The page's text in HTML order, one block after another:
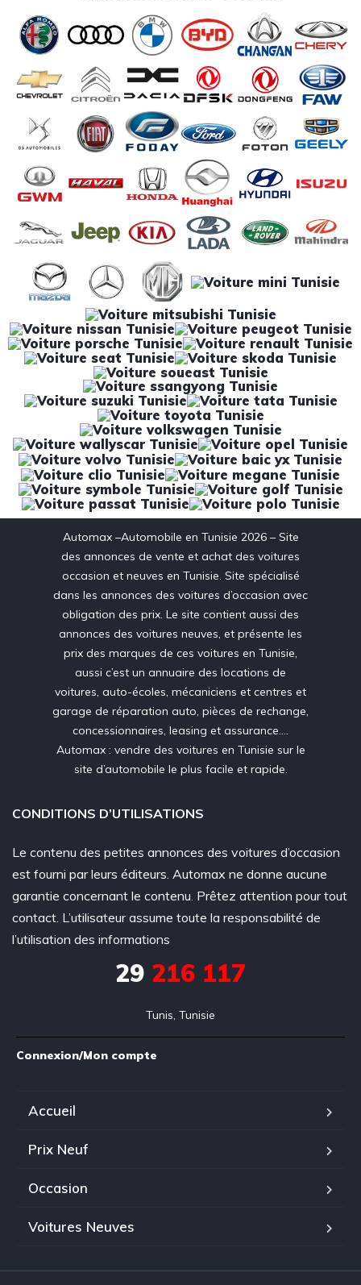
Automax –Automobile en Tunisie 2026 – Site
des annonces de vente et achat des voitures
occasion et neuves en Tunisie. Site spécialisé
dans les annonces des voitures d’occasion avec
obligation des prix. Le site contient aussi des
annonces des voitures neuves, et présente les
prix des marques de ces voitures en Tunisie,
aussi c’est un annuaire des locations de
voitures, auto-écoles, mécaniciens et centres et
garage de réparation auto, pièces de rechange,
concessionnaires, leasing et assurance….
Automax : vendre des voitures en Tunisie sur le
site d’automobile le plus facile et rapide.
CONDITIONS D’UTILISATIONS
Le contenu des petites annonces des voitures d’occasion
est fourni par leurs éditeurs. Automax ne donne aucune
garantie concernant le contenu. Prêtez attention pour tout
contact. L’utilisateur assume toute la responsabilité de
l’utilisation des informations
29 216 117
Tunis, Tunisie
Connexion/Mon compte
Accueil
Prix Neuf
Occasion
Voitures Neuves